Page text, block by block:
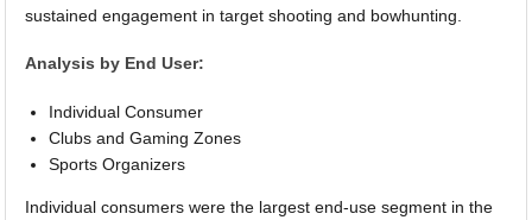
sustained engagement in target shooting and bowhunting.
Analysis by End User:
Individual Consumer
Clubs and Gaming Zones
Sports Organizers
Individual consumers were the largest end-use segment in the